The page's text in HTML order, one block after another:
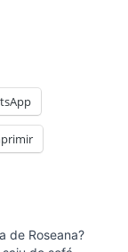
de Roseana?